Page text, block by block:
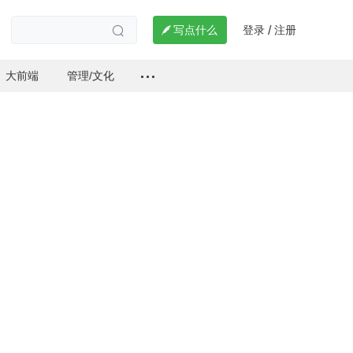
  写点什么 登录 / 注册
大前端 管理/文化